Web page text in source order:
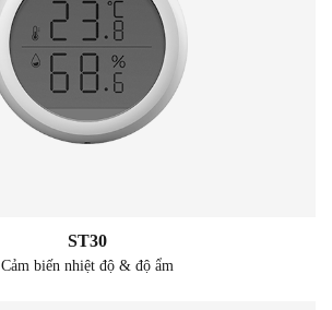
ST30
Cảm biến nhiệt độ & độ ẩm